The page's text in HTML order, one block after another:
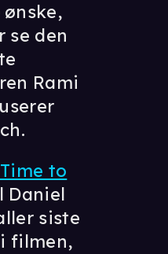
se den
Rami
to
Daniel
siste
filmen,